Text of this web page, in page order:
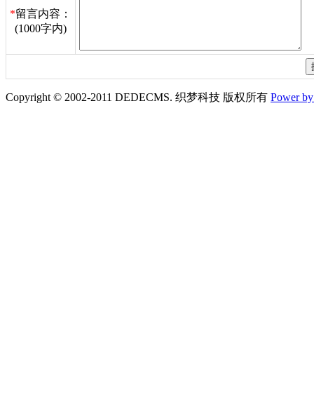
*留言内容：
(1000字内)
Copyright © 2002-2011 DEDECMS. 织梦科技 版权所有 Power